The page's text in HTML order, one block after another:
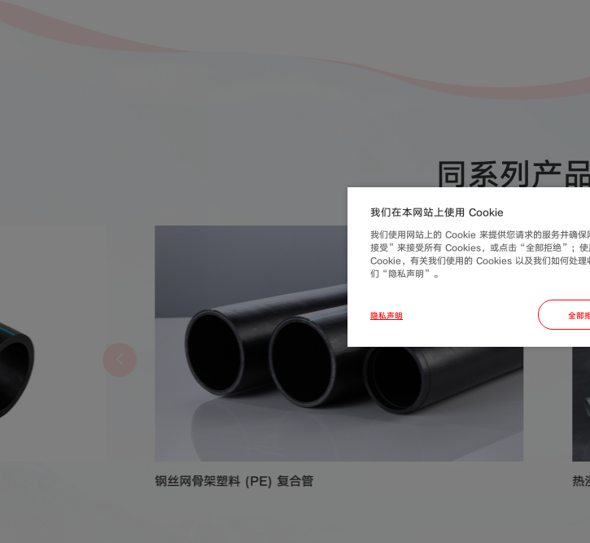
同系列产
钢丝网骨架塑料 (PE) 复合管 热
我们在本网站上使用 Cookie
我们使用网站上的 Cookie 来提供您请求的服务并确
接受”来接受所有 Cookies，或点击“全部拒绝”；使
Cookie，有关我们使用的 Cookies 以及我们如何处理
们“隐私声明”。
隐私声明 全部